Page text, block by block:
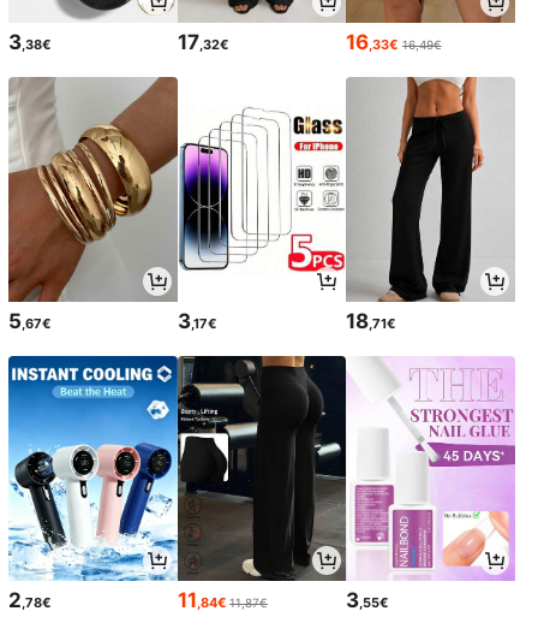
3 ,38€ 17 ,32€ 16 ,33€ 16,49€
5,67€ 3,17€ 18,71€
2,78€ 11,84€ 11,87€ 3,55€